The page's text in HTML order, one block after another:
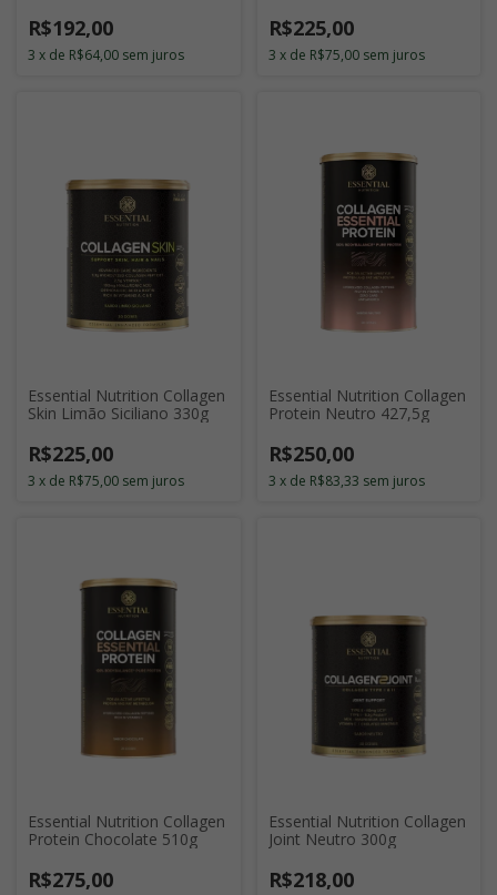
R$192,00
3 x de R$64,00 sem juros
R$225,00
3 x de R$75,00 sem juros
Essential Nutrition Collagen
Skin Limão Siciliano 330g
R$225,00
3 x de R$75,00 sem juros
Essential Nutrition Collagen
Protein Neutro 427,5g
R$250,00
3 x de R$83,33 sem juros
Essential Nutrition Collagen
Protein Chocolate 510g
R$275,00
Essential Nutrition Collagen
Joint Neutro 300g
R$218,00